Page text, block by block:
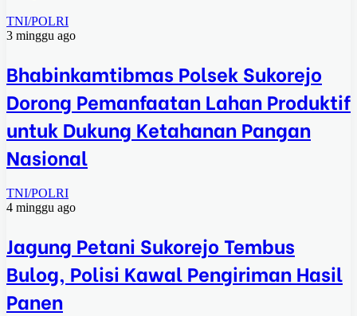
TNI/POLRI
3 minggu ago
Bhabinkamtibmas Polsek Sukorejo
Dorong Pemanfaatan Lahan Produktif
untuk Dukung Ketahanan Pangan
Nasional
TNI/POLRI
4 minggu ago
Jagung Petani Sukorejo Tembus
Bulog, Polisi Kawal Pengiriman Hasil
Panen